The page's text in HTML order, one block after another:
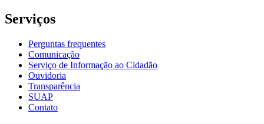
Serviços
Perguntas frequentes
Comunicação
Serviço de Informação ao Cidadão
Ouvidoria
Transparência
SUAP
Contato